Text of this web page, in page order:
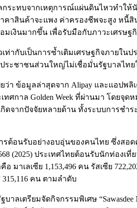
ะทบจากเหตุการณ์แผ่นดินไหวทำให้
าสินค้าจะแพง ค่าครองชีพจะสูง หนี้
มเงินมากขึ้น เพื่อรับมือกับภาวะเศรษฐ
บเป็นการซ้ำเติมเศรษฐกิจภายในปร
ประชาชนส่วนใหญ่ไม่เชื่อมั่นรัฐบาล
ข้อมูลล่าสุดจาก Alipay และแอปพลิ
กาล Golden Week ที่ผ่านมา โดยจุ
จากปัจจัยหลายด้าน ทั้งระบบการชำ
อนรับอย่างอบอุ่นของคนไทย ซึ่งสอ
ประเทศไทยต้อนรับนักท่องเที่
าเลเซีย 1,153,496 คน รัสเซีย
คน ตามลำดับ
ลเตรียมจัดกิจกรรมพิเศษ